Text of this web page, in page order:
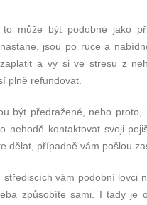
to může být podobné jako
jsou po ruce a
a vy si ve stresu z
plně refundovat.
být předražené, nebo
nehodě kontaktovat svoji
dělat, případně vám pošlou
střediscích vám podobní lovci
způsobíte sami. I tady je